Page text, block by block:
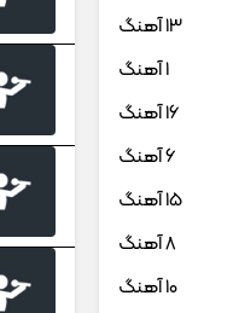
13 آهنگ
1 آهنگ
16 آهنگ
6 آهنگ
15 آهنگ
8 آهنگ
10 آهنگ